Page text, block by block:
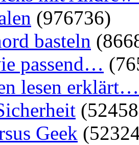
(976736)
basteln
passend…
lesen erklärt…
Geek